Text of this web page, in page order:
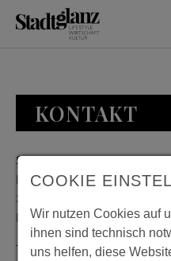
KONTAKT
Stadtglanz / mediaworld
Bankplatz 8
38100 Braunschweig
Deutschland
Telefon: 0531 482010-20
COOKIE
Wir nutzen Cookies auf
ihnen sind technisch
uns helfen, diese